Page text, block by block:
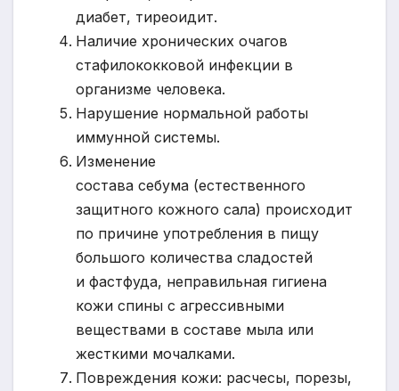
диабет, тиреоидит.
Наличие хронических очагов
стафилококковой инфекции в
организме человека.
Нарушение нормальной работы
иммунной системы.
Изменение
состава себума (естественного
защитного кожного сала) происходит
по причине употребления в пищу
большого количества сладостей
и фастфуда, неправильная гигиена
кожи спины с агрессивными
веществами в составе мыла или
жесткими мочалками.
Повреждения кожи: расчесы, порезы,